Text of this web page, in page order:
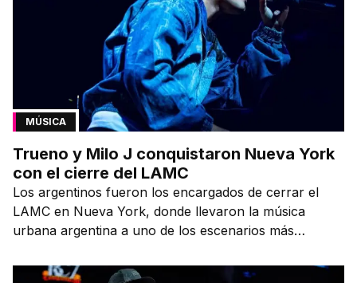
MÚSICA
Trueno y Milo J conquistaron Nueva York
con el cierre del LAMC
Los argentinos fueron los encargados de cerrar el
LAMC en Nueva York, donde llevaron la música
urbana argentina a uno de los escenarios más